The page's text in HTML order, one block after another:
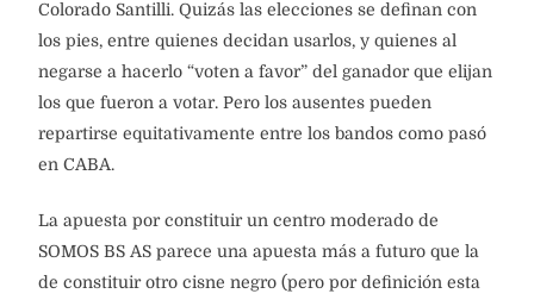
Colorado Santilli. Quizás las elecciones se definan con
los pies, entre quienes decidan usarlos, y quienes al
negarse a hacerlo “voten a favor” del ganador que elijan
los que fueron a votar. Pero los ausentes pueden
repartirse equitativamente entre los bandos como pasó
en CABA.
La apuesta por constituir un centro moderado de
SOMOS BS AS parece una apuesta más a futuro que la
de constituir otro cisne negro (pero por definición esta